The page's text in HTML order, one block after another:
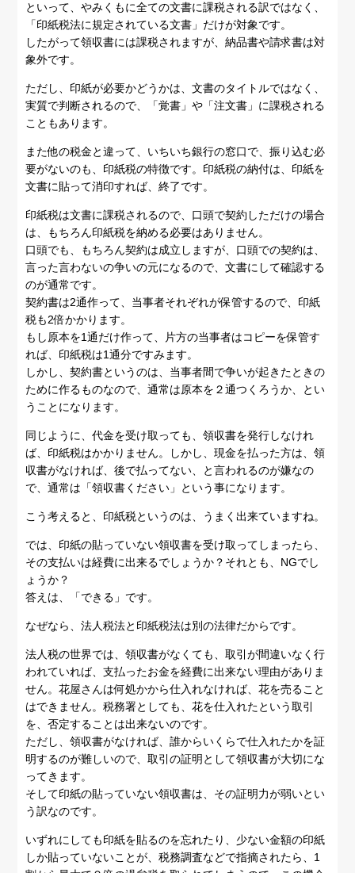
といって、やみくもに全ての文書に課税される訳ではなく、
「印紙税法に規定されている文書」だけが対象です。
したがって領収書には課税されますが、納品書や請求書は対
象外です。
ただし、印紙が必要かどうかは、文書のタイトルではなく、
実質で判断されるので、「覚書」や「注文書」に課税される
こともあります。
また他の税金と違って、いちいち銀行の窓口で、振り込む必
要がないのも、印紙税の特徴です。印紙税の納付は、印紙を
文書に貼って消印すれば、終了です。
印紙税は文書に課税されるので、口頭で契約しただけの場合
は、もちろん印紙税を納める必要はありません。
口頭でも、もちろん契約は成立しますが、口頭での契約は、
言った言わないの争いの元になるので、文書にして確認する
のが通常です。
契約書は2通作って、当事者それぞれが保管するので、印紙
税も2倍かかります。
もし原本を1通だけ作って、片方の当事者はコピーを保管す
れば、印紙税は1通分ですみます。
しかし、契約書というのは、当事者間で争いが起きたときの
ために作るものなので、通常は原本を２通つくろうか、とい
うことになります。
同じように、代金を受け取っても、領収書を発行しなけれ
ば、印紙税はかかりません。しかし、現金を払った方は、領
収書がなければ、後で払ってない、と言われるのが嫌なの
で、通常は「領収書ください」という事になります。
こう考えると、印紙税というのは、うまく出来ていますね。
では、印紙の貼っていない領収書を受け取ってしまったら、
その支払いは経費に出来るでしょうか？それとも、NGでし
ょうか？
答えは、「できる」です。
なぜなら、法人税法と印紙税法は別の法律だからです。
法人税の世界では、領収書がなくても、取引が間違いなく行
われていれば、支払ったお金を経費に出来ない理由がありま
せん。花屋さんは何処かから仕入れなければ、花を売ること
はできません。税務署としても、花を仕入れたという取引
を、否定することは出来ないのです。
ただし、領収書がなければ、誰からいくらで仕入れたかを証
明するのが難しいので、取引の証明として領収書が大切にな
ってきます。
そして印紙の貼っていない領収書は、その証明力が弱いとい
う訳なのです。
いずれにしても印紙を貼るのを忘れたり、少ない金額の印紙
しか貼っていないことが、税務調査などで指摘されたら、1